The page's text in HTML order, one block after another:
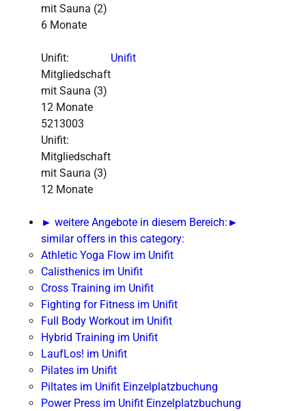
mit Sauna (2)
6 Monate
Unifit:
Mitgliedschaft
mit Sauna (3)
12 Monate
5213003
Unifit:
Mitgliedschaft
mit Sauna (3)
12 Monate
Unifit
► weitere Angebote in diesem Bereich: ►
similar offers in this category:
Athletic Yoga Flow im Unifit
Calisthenics im Unifit
Cross Training im Unifit
Fighting for Fitness im Unifit
Full Body Workout im Unifit
Hybrid Training im Unifit
LaufLos! im Unifit
Pilates im Unifit
Piltates im Unifit Einzelplatzbuchung
Power Press im Unifit Einzelplatzbuchung